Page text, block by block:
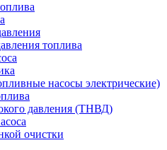
топлива
насосы электрические)
давления (ТНВД)
очистки